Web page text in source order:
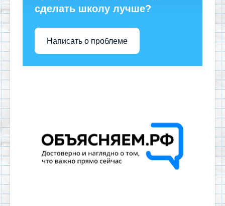
сделать школу лучше?
Написать о проблеме